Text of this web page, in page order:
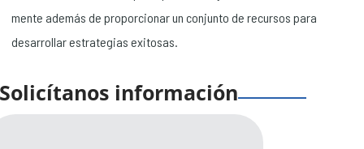
mente además de proporcionar un conjunto de recursos para
desarrollar estrategias exitosas.
Solicítanos información